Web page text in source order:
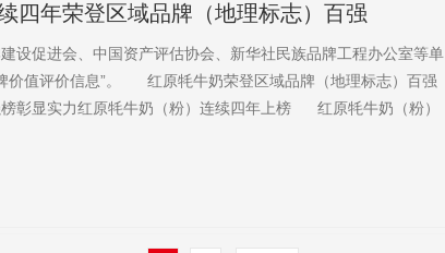
四年荣登区域品牌（地理标志）百强
促进会、中国资产评估协会、新华社民族品牌工程办公室等单
价值评价信息”。 红原牦牛奶荣登区域品牌（地理标志）百强
彰显实力红原牦牛奶（粉）连续四年上榜 红原牦牛奶（粉）